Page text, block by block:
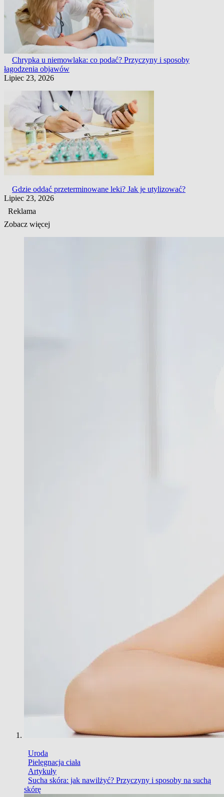
Chrypka u niemowlaka: co podać? Przyczyny i sposoby
łagodzenia objawów
Lipiec 23, 2026
Gdzie oddać przeterminowane leki? Jak je utylizować?
Lipiec 23, 2026
Reklama
Zobacz więcej
Uroda
Pielęgnacja ciała
Artykuły
Sucha skóra: jak nawilżyć? Przyczyny i sposoby na suchą
skórę